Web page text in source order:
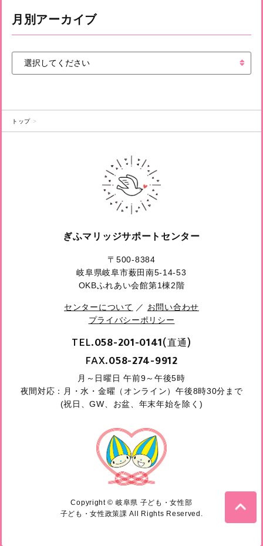
月別アーカイブ
トップ
ぎふマリッジサポートセンター
〒500-8384
岐阜県岐阜市薮田南5-14-53
OKBふれあい会館第1棟2階
センターについて ／ お問い合わせ
プライバシーポリシー
TEL.058-201-0141(直通)
FAX.058-274-9912
月～日曜日 午前9～午後5時
夜間対応：月・水・金曜（オンライン）午後8時30分まで
(祝日、GW、お盆、年末年始を除く)
Copyright © 岐阜県 子ども・女性部
子ども・女性政策課 All Rights Reserved.